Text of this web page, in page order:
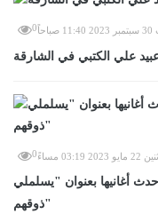
0
علي الكتبي في الشارقة
2023 03:19 مساءً 0
أغانيها بعنوان "يسلملي
ذوقهم"